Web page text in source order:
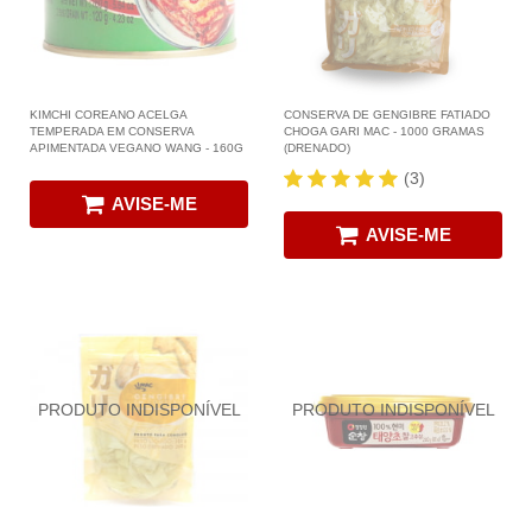
KIMCHI COREANO ACELGA
TEMPERADA EM CONSERVA
APIMENTADA VEGANO WANG - 160G
AVISE-ME
CONSERVA DE GENGIBRE FATIADO
CHOGA GARI MAC - 1000 GRAMAS
(DRENADO)
(3)
AVISE-ME